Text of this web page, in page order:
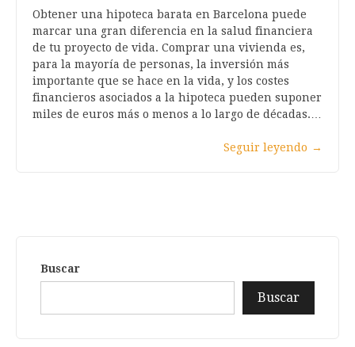
Obtener una hipoteca barata en Barcelona puede
marcar una gran diferencia en la salud financiera
de tu proyecto de vida. Comprar una vivienda es,
para la mayoría de personas, la inversión más
importante que se hace en la vida, y los costes
financieros asociados a la hipoteca pueden suponer
miles de euros más o menos a lo largo de décadas.…
Seguir leyendo →
Buscar
Buscar